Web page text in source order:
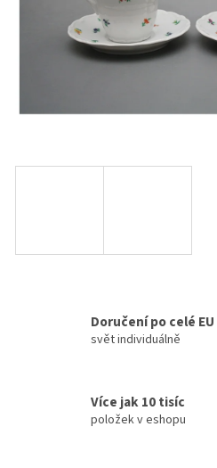
Doručení po celé EU
svět individuálně
Více jak 10 tisíc
položek v eshopu